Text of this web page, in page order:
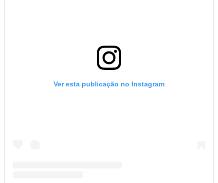
Ver esta publicação no Instagram